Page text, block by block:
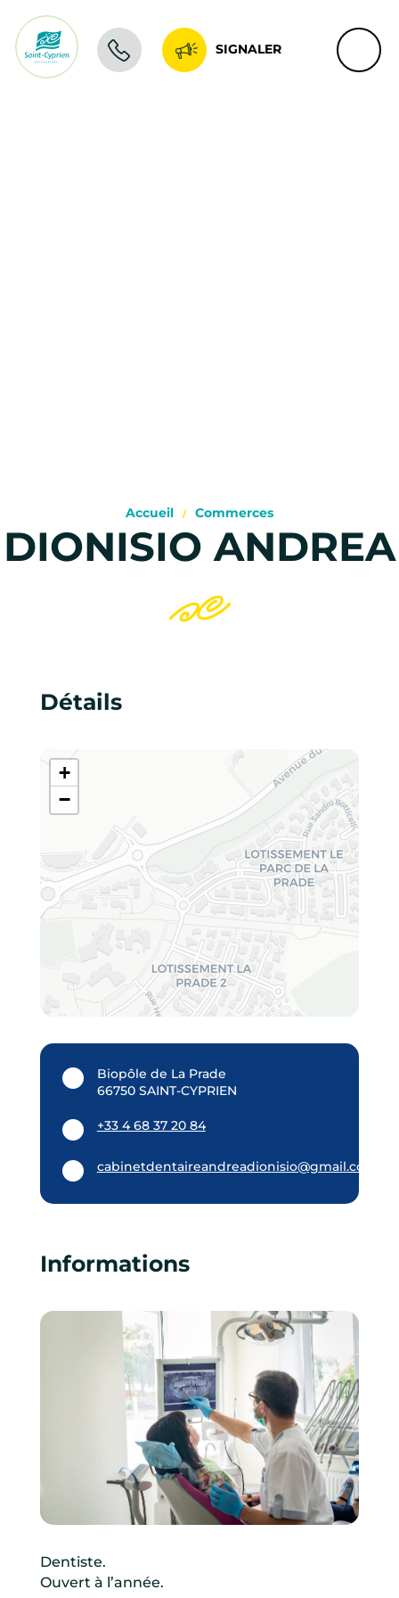
SIGNALER
Accueil Commerces
DIONISIO ANDREA
Détails
+
−
Biopôle de La Prade
66750 SAINT-CYPRIEN
+33 4 68 37 20 84
cabinetdentaireandreadionisio@gmail.com
Informations
Dentiste.
Ouvert à l’année.